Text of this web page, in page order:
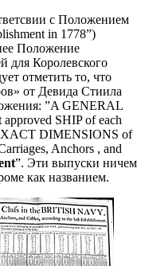
с Положением
in 1778”)
Положение
для Королевского
отметить то, что
от Девида Стиила
”A GENERAL
SHIP of each
DIMENSIONS of
Anchors , and
”. Эти выпуски ничем
как названием.